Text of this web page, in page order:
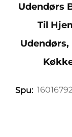
Udendørs
Til
Spu: